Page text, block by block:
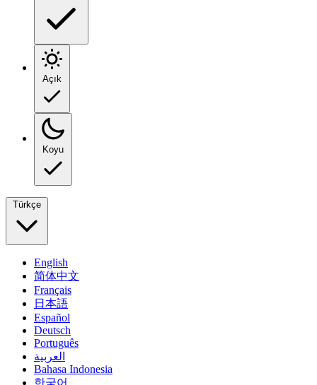
Açık
Koyu
Türkçe
English
简体中文
Français
日本語
Español
Deutsch
Português
العربية
Bahasa Indonesia
한국어